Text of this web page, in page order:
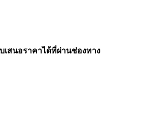
สนอราคาได้ที่ผ่านช่องทาง